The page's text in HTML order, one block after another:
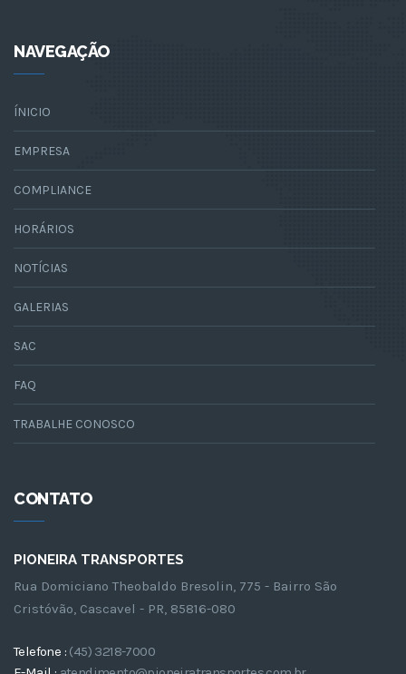
NAVEGAÇÃO
ÍNICIO
EMPRESA
COMPLIANCE
HORÁRIOS
NOTÍCIAS
GALERIAS
SAC
FAQ
TRABALHE CONOSCO
CONTATO
PIONEIRA TRANSPORTES
Rua Domiciano Theobaldo Bresolin, 775 - Bairro São
Cristóvão, Cascavel - PR, 85816-080
Telefone : (45) 3218-7000